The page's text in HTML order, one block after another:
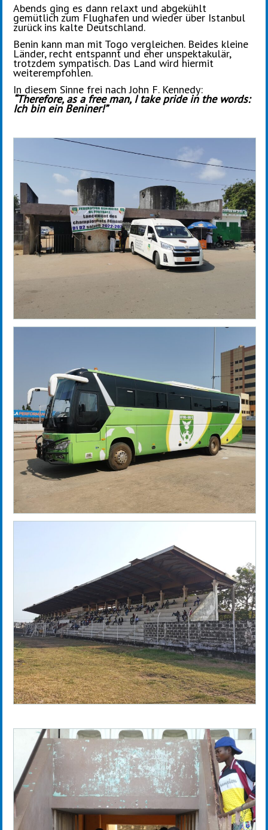
Abends ging es dann relaxt und abgekühlt
gemütlich zum Flughafen und wieder über Istanbul
zurück ins kalte Deutschland.
Benin kann man mit Togo vergleichen. Beides kleine
Länder, recht entspannt und eher unspektakulär,
trotzdem sympatisch. Das Land wird hiermit
weiterempfohlen.
In diesem Sinne frei nach John F. Kennedy:
“Therefore, as a free man, I take pride in the words:
Ich bin ein Beniner!”